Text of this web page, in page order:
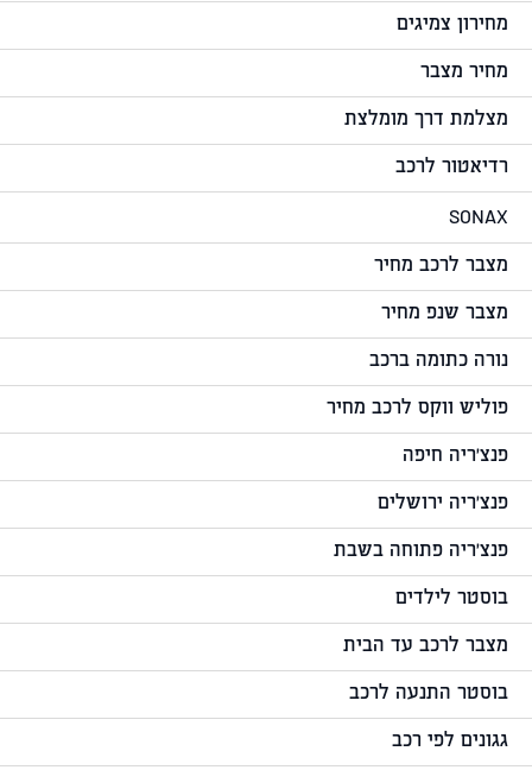
מחירון צמיגים
מחיר מצבר
מצלמת דרך מומלצת
רדיאטור לרכב
SONAX
מצבר לרכב מחיר
מצבר שנפ מחיר
נורה כתומה ברכב
פוליש ווקס לרכב מחיר
פנצ'ריה חיפה
פנצ'ריה ירושלים
פנצ'ריה פתוחה בשבת
בוסטר לילדים
מצבר לרכב עד הבית
בוסטר התנעה לרכב
גגונים לפי רכב